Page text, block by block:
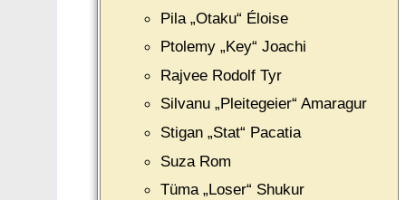
Pila „Otaku“ Éloise
Ptolemy „Key“ Joachi
Rajvee Rodolf Tyr
Silvanu „Pleitegeier“ Amaragur
Stigan „Stat“ Pacatia
Suza Rom
Tüma „Loser“ Shukur